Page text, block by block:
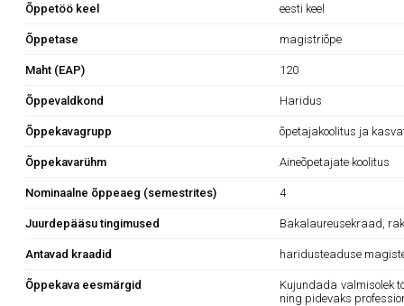
Õppetöö keel eesti keel
Õppetase magistriõpe
Maht (EAP) 120
Õppevaldkond Haridus
Õppekavagrupp õpetajakoolitus ja
Õppekavarühm Aineõpetajate koolitus
Nominaalne õppeaeg (semestrites) 4
Juurdepääsu tingimused Bakalaureusekraad,
Antavad kraadid haridusteaduse
Õppekava eesmärgid
Kujundada valmisolek
ning pidevaks